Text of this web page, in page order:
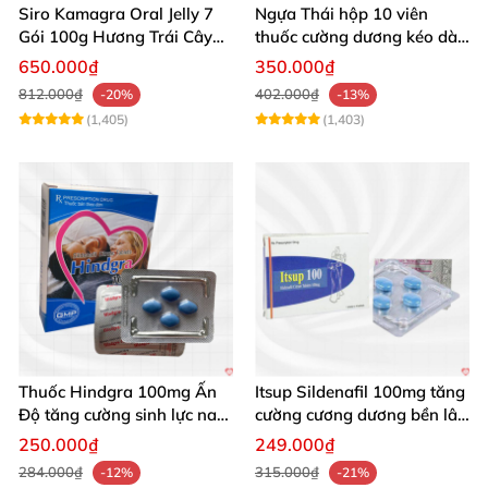
Siro Kamagra Oral Jelly 7
Gói 100g Hương Trái Cây
Tăng Cường Sinh Lý Nam
650.000₫
812.000₫
-20%
(1,405)
Ngựa Thái hộp 10 viên
thuốc cường dương kéo dài
cực mạnh
350.000₫
402.000₫
-13%
(1,403)
Thuốc Hindgra 100mg Ấn
Độ tăng cường sinh lực nam
chống xuất tinh sớm
250.000₫
284.000₫ -12%
Itsup Sildenafil 100mg tăng
cường cương dương bền lâu
nam
249.000₫
315.000₫ -21%